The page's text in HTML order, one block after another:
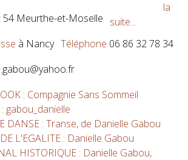
54 Meurthe-et-Moselle
à Nancy Téléphone 06 86 32 78 34
: Compagnie Sans Sommeil
gabou_danielle
DANSE : Transe, de Danielle Gabou
L'EGALITE : Danielle Gabou
HISTORIQUE : Danielle Gabou,
la
suite...